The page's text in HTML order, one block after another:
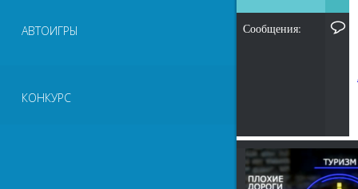
АВТОИГРЫ
КОНКУРС
Сообщения: